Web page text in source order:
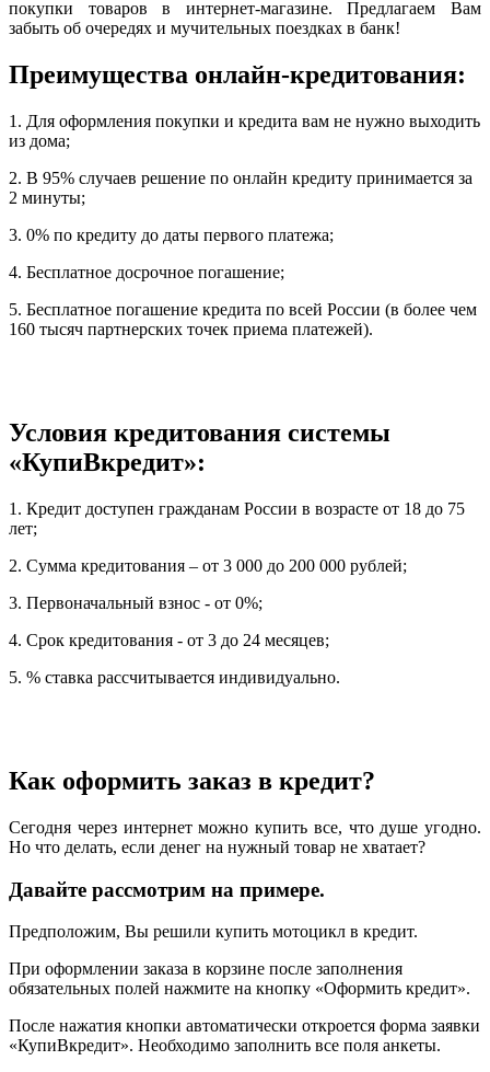
покупки товаров в интернет-магазине. Предлагаем Вам
забыть об очередях и мучительных поездках в банк!
Преимущества онлайн-кредитования:
1. Для оформления покупки и кредита вам не нужно выходить
из дома;
2. В 95% случаев решение по онлайн кредиту принимается за
2 минуты;
3. 0% по кредиту до даты первого платежа;
4. Бесплатное досрочное погашение;
5. Бесплатное погашение кредита по всей России (в более чем
160 тысяч партнерских точек приема платежей).
Условия кредитования системы
«КупиВкредит»:
1. Кредит доступен гражданам России в возрасте от 18 до 75
лет;
2. Сумма кредитования – от 3 000 до 200 000 рублей;
3. Первоначальный взнос - от 0%;
4. Срок кредитования - от 3 до 24 месяцев;
5. % ставка рассчитывается индивидуально.
Как оформить заказ в кредит?
Сегодня через интернет можно купить все, что душе угодно.
Но что делать, если денег на нужный товар не хватает?
Давайте рассмотрим на примере.
Предположим, Вы решили купить мотоцикл в кредит.
При оформлении заказа в корзине после заполнения
обязательных полей нажмите на кнопку «Оформить кредит».
После нажатия кнопки автоматически откроется форма заявки
«КупиВкредит». Необходимо заполнить все поля анкеты.